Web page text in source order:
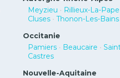
Meyzieu • Rillieux-La-Pape
Cluses • Thonon-Les-Bains
Occitanie
Pamiers • Beaucaire •
Castres
Nouvelle-Aquitaine